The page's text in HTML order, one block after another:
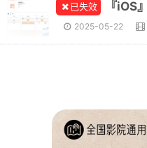
已失效
2025-05-22